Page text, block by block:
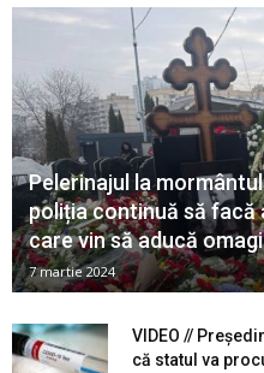
Pelerinajul la
poliția continuă să facă
care vin să aducă
7 martie 2024
VIDEO //
că statul va